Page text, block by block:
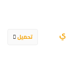
تحميل